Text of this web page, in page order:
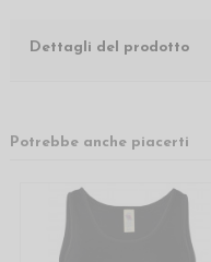
Dettagli del prodotto
Potrebbe anche piacerti